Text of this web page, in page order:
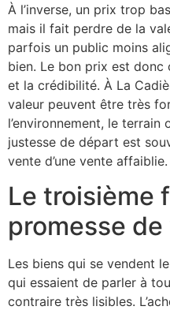
À l’inverse, un prix trop
mais il fait perdre de la
parfois un public moins
bien. Le bon prix est donc
et la crédibilité. À La
valeur peuvent être très
l’environnement, le
justesse de départ est
vente d’une vente affaiblie.
Le troisième
promesse
Les biens qui se vendent
qui essaient de parler à
contraire très lisibles.